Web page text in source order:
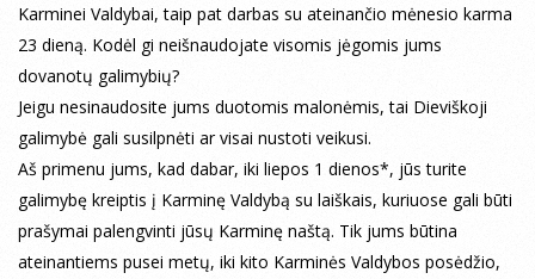
Karminei Valdybai, taip pat darbas su ateinančio mėnesio karma
23 dieną. Kodėl gi neišnaudojate visomis jėgomis jums
dovanotų galimybių?
Jeigu nesinaudosite jums duotomis malonėmis, tai Dieviškoji
galimybė gali susilpnėti ar visai nustoti veikusi.
Aš primenu jums, kad dabar, iki liepos 1 dienos*, jūs turite
galimybę kreiptis į Karminę Valdybą su laiškais, kuriuose gali būti
prašymai palengvinti jūsų Karminę naštą. Tik jums būtina
ateinantiems pusei metų, iki kito Karminės Valdybos posėdžio,